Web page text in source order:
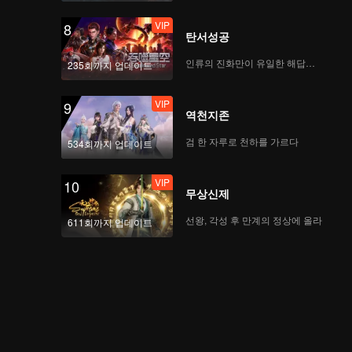
8
235회까지 업데이트
VIP
탄서성공
인류의 진화만이 유일한 해답이다
9
534회까지 업데이트
VIP
역천지존
검 한 자루로 천하를 가르다
10
611회까지 업데이트
VIP
무상신제
선왕, 각성 후 만계의 정상에 올라